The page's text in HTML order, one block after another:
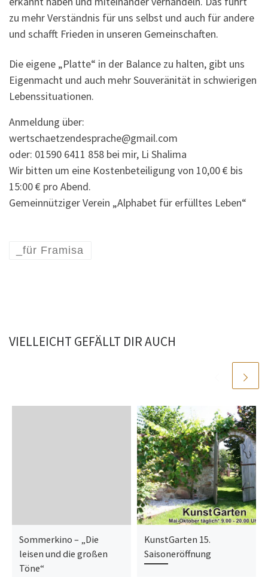
zu mehr Verständnis für uns selbst und auch für andere
und schafft Frieden in unseren Gemeinschaften.
Die eigene „Platte“ in der Balance zu halten, gibt uns
Eigenmacht und auch mehr Souveränität in schwierigen
Lebenssituationen.
Anmeldung über:
wertschaetzendesprache@gmail.com
oder: 01590 6411 858 bei mir, Li Shalima
Wir bitten um eine Kostenbeteiligung von 10,00 € bis
15:00 € pro Abend.
Gemeinnütziger Verein „Alphabet für erfülltes Leben“
_für Framisa
VIELLEICHT GEFÄLLT DIR AUCH
Sommerkino – „Die
leisen und die großen
Töne“
KunstGarten 15.
Saisoneröffnung